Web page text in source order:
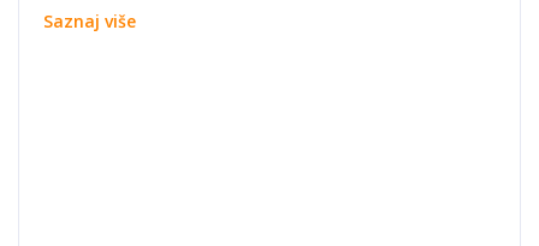
Saznaj više